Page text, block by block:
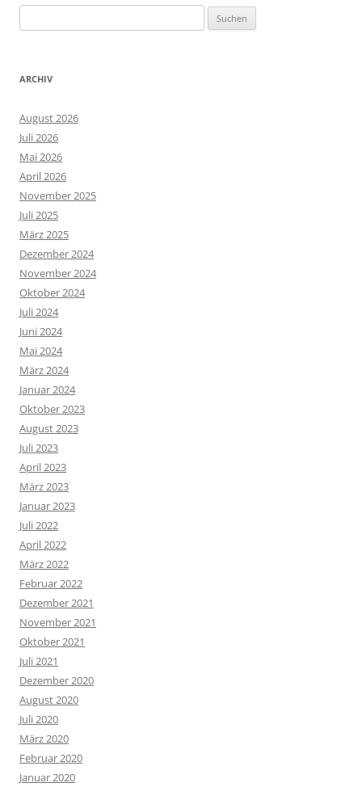
nach:
ARCHIV
August 2026
Juli 2026
Mai 2026
April 2026
November 2025
Juli 2025
März 2025
Dezember 2024
November 2024
Oktober 2024
Juli 2024
Juni 2024
Mai 2024
März 2024
Januar 2024
Oktober 2023
August 2023
Juli 2023
April 2023
März 2023
Januar 2023
Juli 2022
April 2022
März 2022
Februar 2022
Dezember 2021
November 2021
Oktober 2021
Juli 2021
Dezember 2020
August 2020
Juli 2020
März 2020
Februar 2020
Januar 2020